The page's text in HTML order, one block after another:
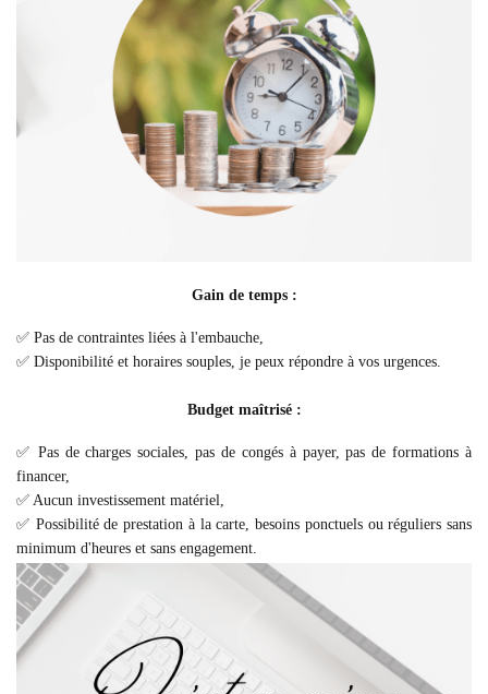
Gain de temps :
✅ Pas de contraintes liées à l'embauche,
✅ Disponibilité et horaires souples, je peux répondre à vos urgences.
Budget maîtrisé :
✅ Pas de charges sociales, pas de congés à payer, pas de formations à
financer,
✅ Aucun investissement matériel,
✅ Possibilité de prestation à la carte, besoins ponctuels ou réguliers sans
minimum d'heures et sans engagement.